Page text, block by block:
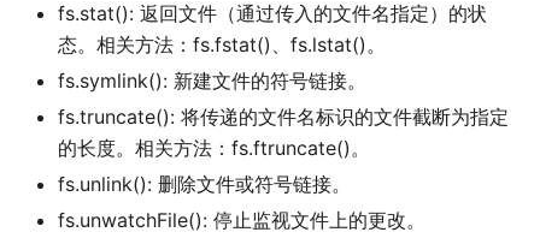
fs.stat(): 返回文件（通过传入的文件名指定）的状
态。相关方法：fs.fstat()、fs.lstat()。
fs.symlink(): 新建文件的符号链接。
fs.truncate(): 将传递的文件名标识的文件截断为指定
的长度。相关方法：fs.ftruncate()。
fs.unlink(): 删除文件或符号链接。
fs.unwatchFile(): 停止监视文件上的更改。